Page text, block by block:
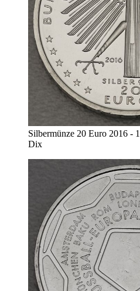
Silbermünze 20 Euro 2016 -
Dix